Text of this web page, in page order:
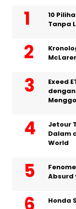
10
Tanpa
Exeed
dengan
Jetour
Dalam
World
Absurd
Honda